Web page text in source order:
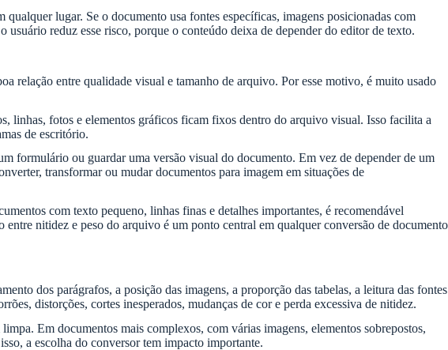
lugar. Se o documento usa fontes específicas, imagens posicionadas com
reduz esse risco, porque o conteúdo deixa de depender do editor de texto.
relação entre qualidade visual e tamanho de arquivo. Por esse motivo, é muito usado
linhas, fotos e elementos gráficos ficam fixos dentro do arquivo visual. Isso facilita a
de escritório.
formulário ou guardar uma versão visual do documento. Em vez de depender de um
transformar ou mudar documentos para imagem em situações de
com texto pequeno, linhas finas e detalhes importantes, é recomendável
nitidez e peso do arquivo é um ponto central em qualquer conversão de documento
dos parágrafos, a posição das imagens, a proporção das tabelas, a leitura das fontes
distorções, cortes inesperados, mudanças de cor e perda excessiva de nitidez.
Em documentos mais complexos, com várias imagens, elementos sobrepostos,
a escolha do conversor tem impacto importante.